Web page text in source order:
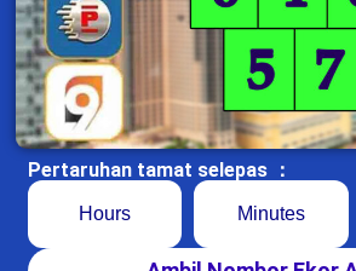
Pertaruhan tamat selepas ：
Hours Minutes